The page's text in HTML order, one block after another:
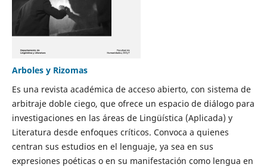
Arboles y Rizomas
Es una revista académica de acceso abierto, con sistema de
arbitraje doble ciego, que ofrece un espacio de diálogo para
investigaciones en las áreas de Lingüística (Aplicada) y
Literatura desde enfoques críticos. Convoca a quienes
centran sus estudios en el lenguaje, ya sea en sus
expresiones poéticas o en su manifestación como lengua en